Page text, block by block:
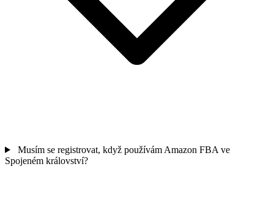
Musím se registrovat, když používám Amazon FBA ve
Spojeném království?